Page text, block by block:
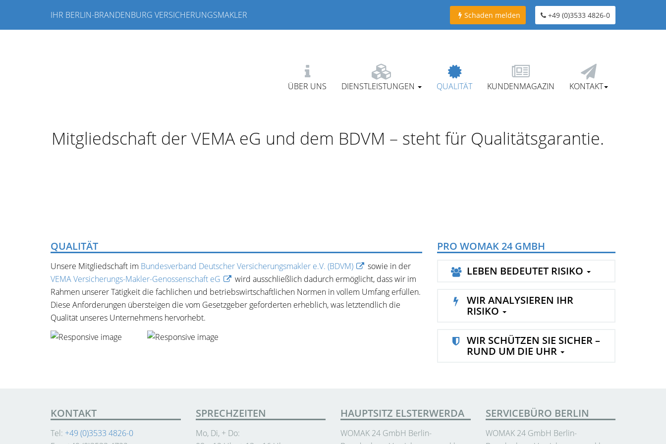
IHR BERLIN-BRANDENBURG VERSICHERUNGSMAKLER Schaden melden +49 (0)3533 4826-0
ÜBER UNS DIENSTLEISTUNGEN QUALITÄT KUNDENMAGAZIN KONTAKT
Mitgliedschaft der VEMA eG und dem BDVM – steht für Qualitätsgarantie.
QUALITÄT
Unsere Mitgliedschaft im Bundesverband Deutscher Versicherungsmakler e.V. (BDVM)
sowie in der
VEMA Versicherungs-Makler-Genossenschaft eG
wird ausschließlich dadurch ermöglicht, dass wir im
Rahmen unserer Tätigkeit die fachlichen und betriebswirtschaftlichen Normen in vollem Umfang erfüllen.
Diese Anforderungen übersteigen die vom Gesetzgeber geforderten erheblich, was letztendlich die
Qualität unseres Unternehmens hervorhebt.
PRO WOMAK 24 GMBH
LEBEN BEDEUTET RISIKO
WIR ANALYSIEREN IHR
RISIKO
WIR SCHÜTZEN SIE SICHER –
RUND UM DIE UHR
KONTAKT
Tel: +49 (0)3533 4826-0
SPRECHZEITEN
Mo, Di, + Do:
HAUPTSITZ ELSTERWERDA
WOMAK 24 GmbH Berlin-
SERVICEBÜRO BERLIN
WOMAK 24 GmbH Berlin-